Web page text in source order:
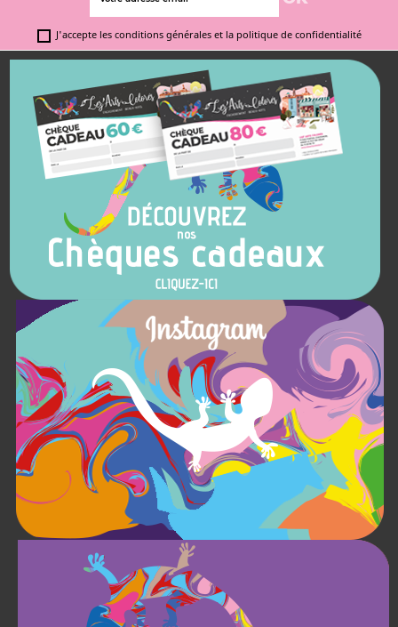
J'accepte les conditions générales et la politique de confidentialité